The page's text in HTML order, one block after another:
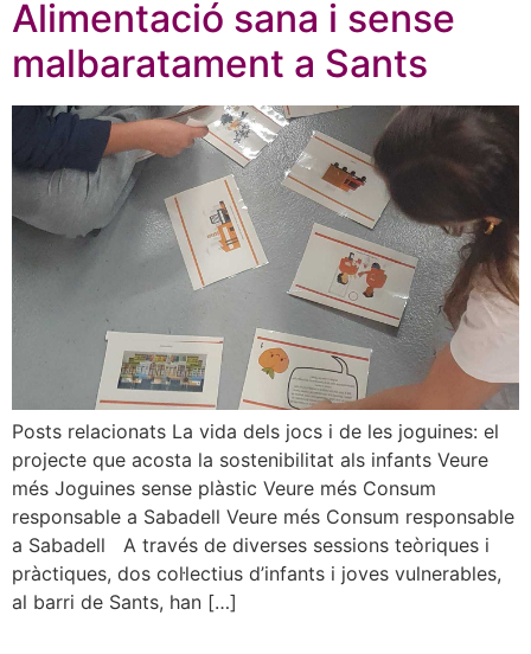
Alimentació sana i sense
malbaratament a Sants
Posts relacionats La vida dels jocs i de les joguines: el
projecte que acosta la sostenibilitat als infants Veure
més Joguines sense plàstic Veure més Consum
responsable a Sabadell Veure més Consum responsable
a Sabadell A través de diverses sessions teòriques i
pràctiques, dos col·lectius d’infants i joves vulnerables,
al barri de Sants, han […]